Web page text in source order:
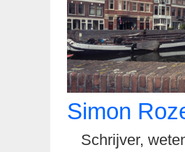
Simon
Schrijver,